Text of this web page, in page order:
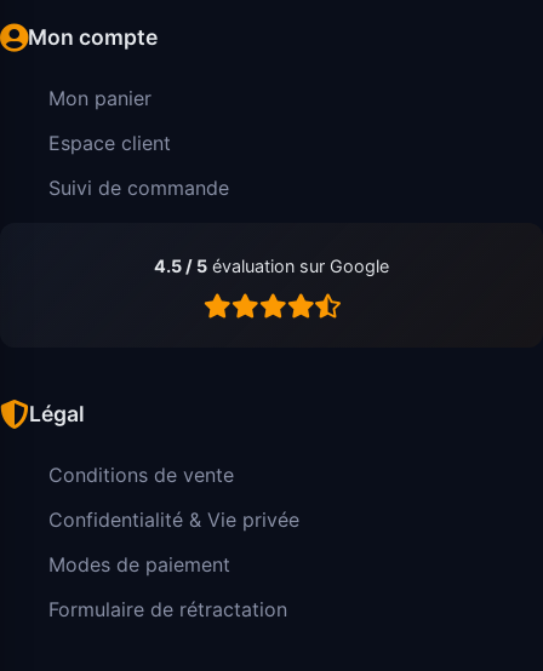
Mon compte
Mon panier
Espace client
Suivi de commande
4.5 / 5 évaluation sur Google
Légal
Conditions de vente
Confidentialité & Vie privée
Modes de paiement
Formulaire de rétractation